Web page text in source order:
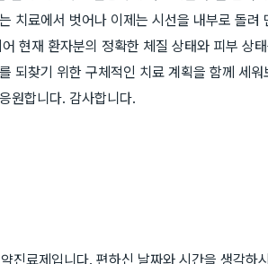
치료에서 벗어나 이제는 시선을 내부로 돌려
현재 환자분의 정확한 체질 상태와 피부 상
되찾기 위한 구체적인 치료 계획을 함께 세
원합니다. 감사합니다.
진료제입니다. 편하신 날짜와 시간을 생각하